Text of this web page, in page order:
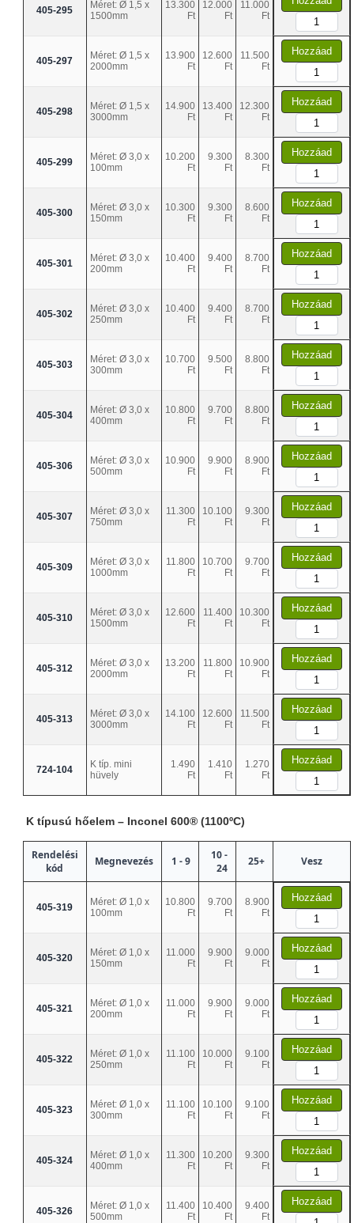
405-295
Méret: Ø 1,5 x
1500mm
13.300
Ft
12.000
Ft
11.000
Ft
405-297
Méret: Ø 1,5 x
2000mm
13.900
Ft
12.600
Ft
11.500
Ft
Hozzáad
405-298
Méret: Ø 1,5 x
3000mm
14.900
Ft
13.400
Ft
12.300
Ft
Hozzáad
405-299
Méret: Ø 3,0 x
100mm
10.200
Ft
9.300
Ft
8.300
Ft
Hozzáad
405-300
Méret: Ø 3,0 x
150mm
10.300
Ft
9.300
Ft
8.600
Ft
Hozzáad
405-301
Méret: Ø 3,0 x
200mm
10.400
Ft
9.400
Ft
8.700
Ft
Hozzáad
405-302
Méret: Ø 3,0 x
250mm
10.400
Ft
9.400
Ft
8.700
Ft
Hozzáad
405-303
Méret: Ø 3,0 x
300mm
10.700
Ft
9.500
Ft
8.800
Ft
Hozzáad
405-304
Méret: Ø 3,0 x
400mm
10.800
Ft
9.700
Ft
8.800
Ft
Hozzáad
405-306
Méret: Ø 3,0 x
500mm
10.900
Ft
9.900
Ft
8.900
Ft
Hozzáad
405-307
Méret: Ø 3,0 x
750mm
11.300
Ft
10.100
Ft
9.300
Ft
Hozzáad
405-309
Méret: Ø 3,0 x
1000mm
11.800
Ft
10.700
Ft
9.700
Ft
Hozzáad
405-310
Méret: Ø 3,0 x
1500mm
12.600
Ft
11.400
Ft
10.300
Ft
Hozzáad
405-312
Méret: Ø 3,0 x
2000mm
13.200
Ft
11.800
Ft
10.900
Ft
Hozzáad
405-313
Méret: Ø 3,0 x
3000mm
14.100
Ft
12.600
Ft
11.500
Ft
Hozzáad
724-104
K típ. mini
hüvely
1.490
Ft
1.410
Ft
1.270
Ft
Hozzáad
K típusú hőelem – Inconel 600® (1100ºC)
Rendelési
kód
Megnevezés 1 - 9
10 -
24
25+ Vesz
405-319
Méret: Ø 1,0 x
100mm
10.800
Ft
9.700
Ft
8.900
Ft
Hozzáad
405-320
Méret: Ø 1,0 x
150mm
11.000
Ft
9.900
Ft
9.000
Ft
Hozzáad
405-321
Méret: Ø 1,0 x
200mm
11.000
Ft
9.900
Ft
9.000
Ft
Hozzáad
405-322
Méret: Ø 1,0 x
250mm
11.100
Ft
10.000
Ft
9.100
Ft
Hozzáad
405-323
Méret: Ø 1,0 x
300mm
11.100
Ft
10.100
Ft
9.100
Ft
Hozzáad
405-324
Méret: Ø 1,0 x
400mm
11.300
Ft
10.200
Ft
9.300
Ft
Hozzáad
405-326
Méret: Ø 1,0 x
500mm
11.400
Ft
10.400
Ft
9.400
Ft
Hozzáad